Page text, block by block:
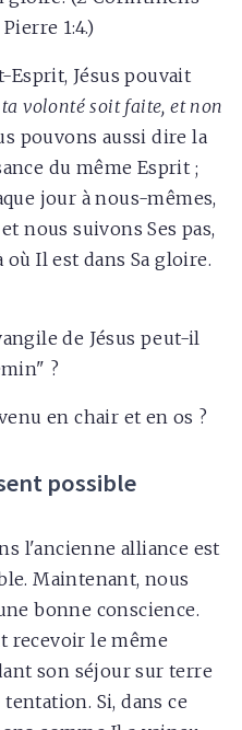
1:4.)
Esprit, Jésus pouvait
volonté soit faite, et non
pouvons aussi dire la
du même Esprit ;
jour à nous-mêmes,
nous suivons Ses pas,
Il est dans Sa gloire.
de Jésus peut-il
?
en chair et en os ?
possible
l'ancienne alliance est
Maintenant, nous
bonne conscience.
recevoir le même
son séjour sur terre
Si, dans ce